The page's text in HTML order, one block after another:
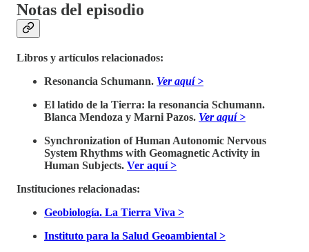
Notas del episodio
Libros y artículos relacionados:
Resonancia Schumann. Ver aquí >
El latido de la Tierra: la resonancia Schumann.
Blanca Mendoza y Marni Pazos. Ver aquí >
Synchronization of Human Autonomic Nervous
System Rhythms with Geomagnetic Activity in
Human Subjects. Ver aquí >
Instituciones relacionadas:
Geobiología. La Tierra Viva >
Instituto para la Salud Geoambiental >